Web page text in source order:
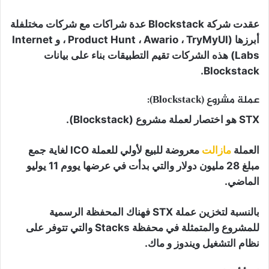
عقدت شركة Blockstack عدة شراكات مع شركات مختلفلة
أبرزها (Product Hunt ، Awario ، TryMyUI ، و Internet
Labs) هذه الشركات تقيم التطبيقات بناء على بيانات
Blockstack.
عملة مشروع (Blockstack):
STX هو اختصار لعملة مشروع (Blockstack).
العملة مازالت
معروضة للبيع لأولي للعملة ICO لغاية جمع
مبلغ 28 مليون دولار والتي بدأت في عرضها يووم 11 يوليو
الماضي.
بالنسبة لتخزين عملة STX فهناك المحفظة الرسمية
للمشروع والمتمثلة في محفظة Stacks والتي تتوفر على
نظام التشغيل ويندوز و ماك.